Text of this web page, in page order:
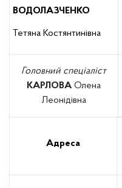
ВОДОЛАЗЧЕНКО
Тетяна Костянтинівна
Головний спеціаліст
КАРЛОВА Олена
Леонідівна
Адреса